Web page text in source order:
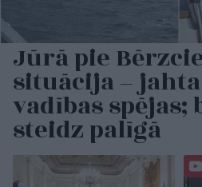
Jūrā pie
situācija –
vadības
steidz palīgā